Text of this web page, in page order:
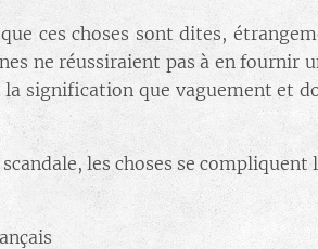
ces choses sont dites,
ne réussiraient pas à en fournir
signification que vaguement et
les choses se